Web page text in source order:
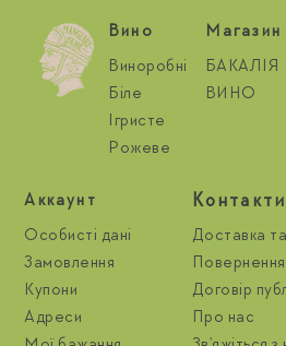
Вино
Виноробні
Біле
Ігристе
Рожеве
Магазин
БАКАЛІЯ
ВИНО
Aккаунт
Особисті дані
Замовлення
Купони
Адреси
Контакти
Доставка
Договір
Про нас